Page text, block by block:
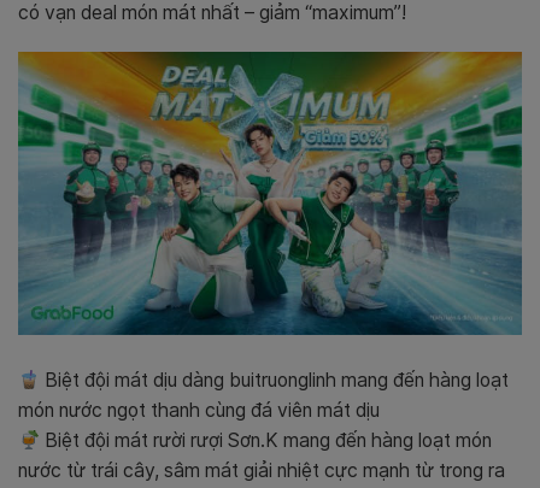
có vạn deal món mát nhất – giảm “maximum”!
Biệt đội mát dịu dàng buitruonglinh mang đến hàng loạt
món nước ngọt thanh cùng đá viên mát dịu
Biệt đội mát rười rượi Sơn.K mang đến hàng loạt món
nước từ trái cây, sâm mát giải nhiệt cực mạnh từ trong ra